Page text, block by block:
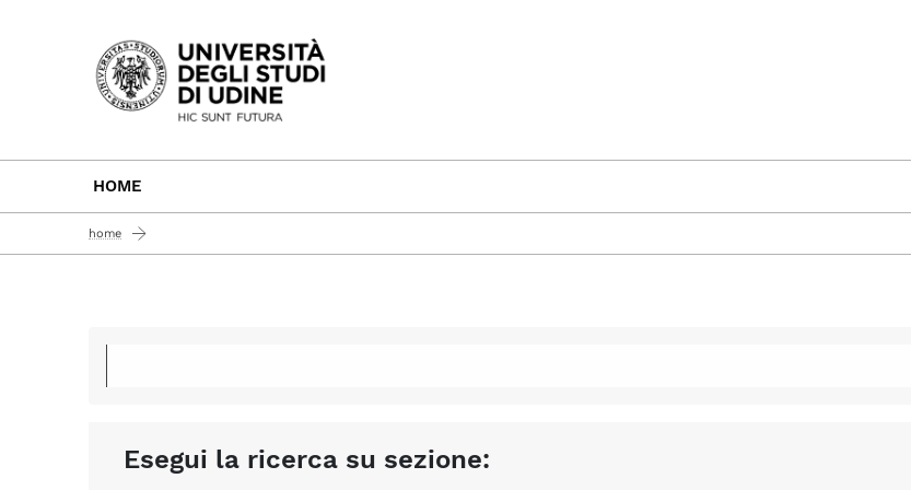
Passa al contenuto principale
HOME
home
Esegui la ricerca su sezione: